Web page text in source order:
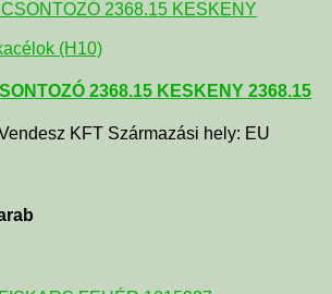
(H10)
2368.15 KESKENY 2368.15
KFT Származási hely: EU